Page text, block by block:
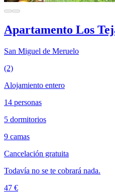
Apartamento Los
San Miguel de Meruelo
(2)
Alojamiento entero
14 personas
5 dormitorios
9 camas
Cancelación gratuita
Todavía no se te cobrará nada.
47 €